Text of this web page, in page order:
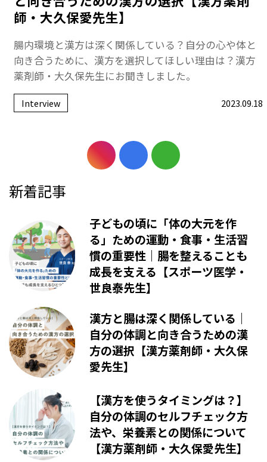
師・大久保愛先生】
腸内環境と漢方は深く関係している？自分の心や体と
向き合うために、漢方を選択してほしい理由は？漢方
薬剤師・大久保先生にお聞きしました。
Interview 2023.09.18
新着記事
子どもの頃に「体の大元を作
る」ための運動・食事・生活習
慣の重要性｜腸を整えることも
成長を支える【スポーツ医学・
世良泰先生】
漢方と腸は深く関係している｜
自分の体調と向き合うための漢
方の選択【漢方薬剤師・大久保
愛先生】
【漢方を使うタイミングは？】
自分の体調のセルフチェック方
法や、栄養素との関係について
【漢方薬剤師・大久保愛先生】